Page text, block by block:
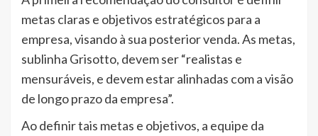
metas claras e objetivos estratégicos para a
empresa, visando à sua posterior venda. As metas,
sublinha Grisotto, devem ser “realistas e
mensuráveis, e devem estar alinhadas com a visão
de longo prazo da empresa”.
Ao definir tais metas e objetivos, a equipe da